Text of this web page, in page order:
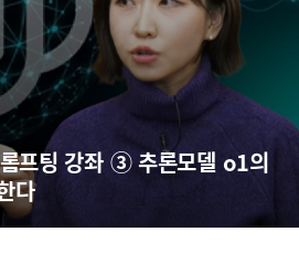
프팅 강좌 ③ 추론모델 o1의
다